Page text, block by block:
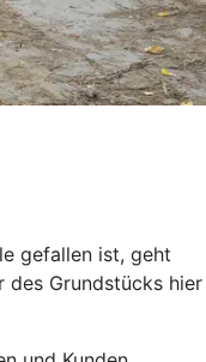
gefallen ist, geht
des Grundstücks hier